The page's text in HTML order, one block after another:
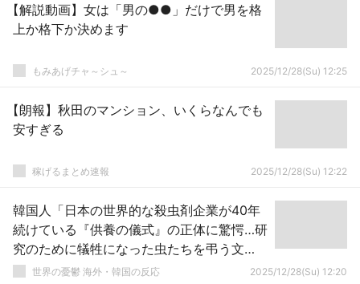
【解説動画】女は「男の●●」だけで男を格
上か格下か決めます
もみあげチャ～シュ～ 2025/12/28(Su) 12:25
【朗報】秋田のマンション、いくらなんでも
安すぎる
稼げるまとめ速報 2025/12/28(Su) 12:22
韓国人「日本の世界的な殺虫剤企業が40年
続けている『供養の儀式』の正体に驚愕…研
究のために犠牲になった虫たちを弔う文
化」→「ガチで信じられない」
世界の憂鬱 海外・韓国の反応 2025/12/28(Su) 12:20